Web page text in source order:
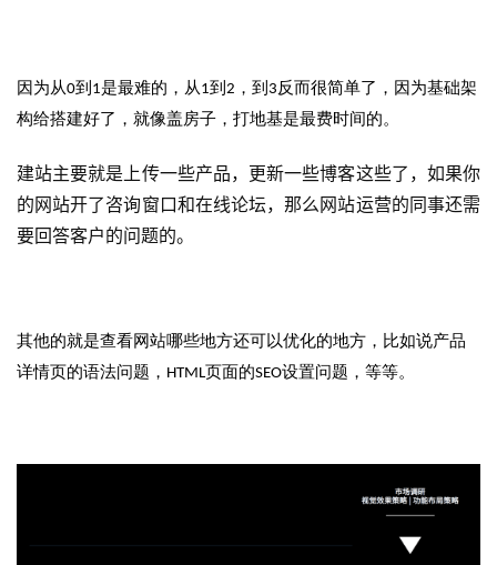
因为从0到1是最难的，从1到2，到3反而很简单了，因为基础架
构给搭建好了，就像盖房子，打地基是最费时间的。
建站主要就是上传一些产品，更新一些博客这些了，如果你
的网站开了咨询窗口和在线论坛，那么网站运营的同事还需
要回答客户的问题的。
其他的就是查看网站哪些地方还可以优化的地方，比如说产品
详情页的语法问题，HTML页面的SEO设置问题，等等。